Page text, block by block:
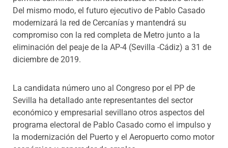
Del mismo modo, el futuro ejecutivo de Pablo Casado
modernizará la red de Cercanías y mantendrá su
compromiso con la red completa de Metro junto a la
eliminación del peaje de la AP-4 (Sevilla -Cádiz) a 31 de
diciembre de 2019.
La candidata número uno al Congreso por el PP de
Sevilla ha detallado ante representantes del sector
económico y empresarial sevillano otros aspectos del
programa electoral de Pablo Casado como el impulso y
la modernización del Puerto y el Aeropuerto como motor